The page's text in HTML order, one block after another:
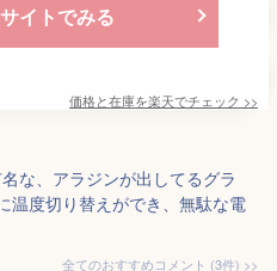
イトでみる
価格と在庫を楽天でチェック >>
な、アラジンが出してるグラ
温度切り替えができ、無駄な電
全てのおすすめコメント (3件) >